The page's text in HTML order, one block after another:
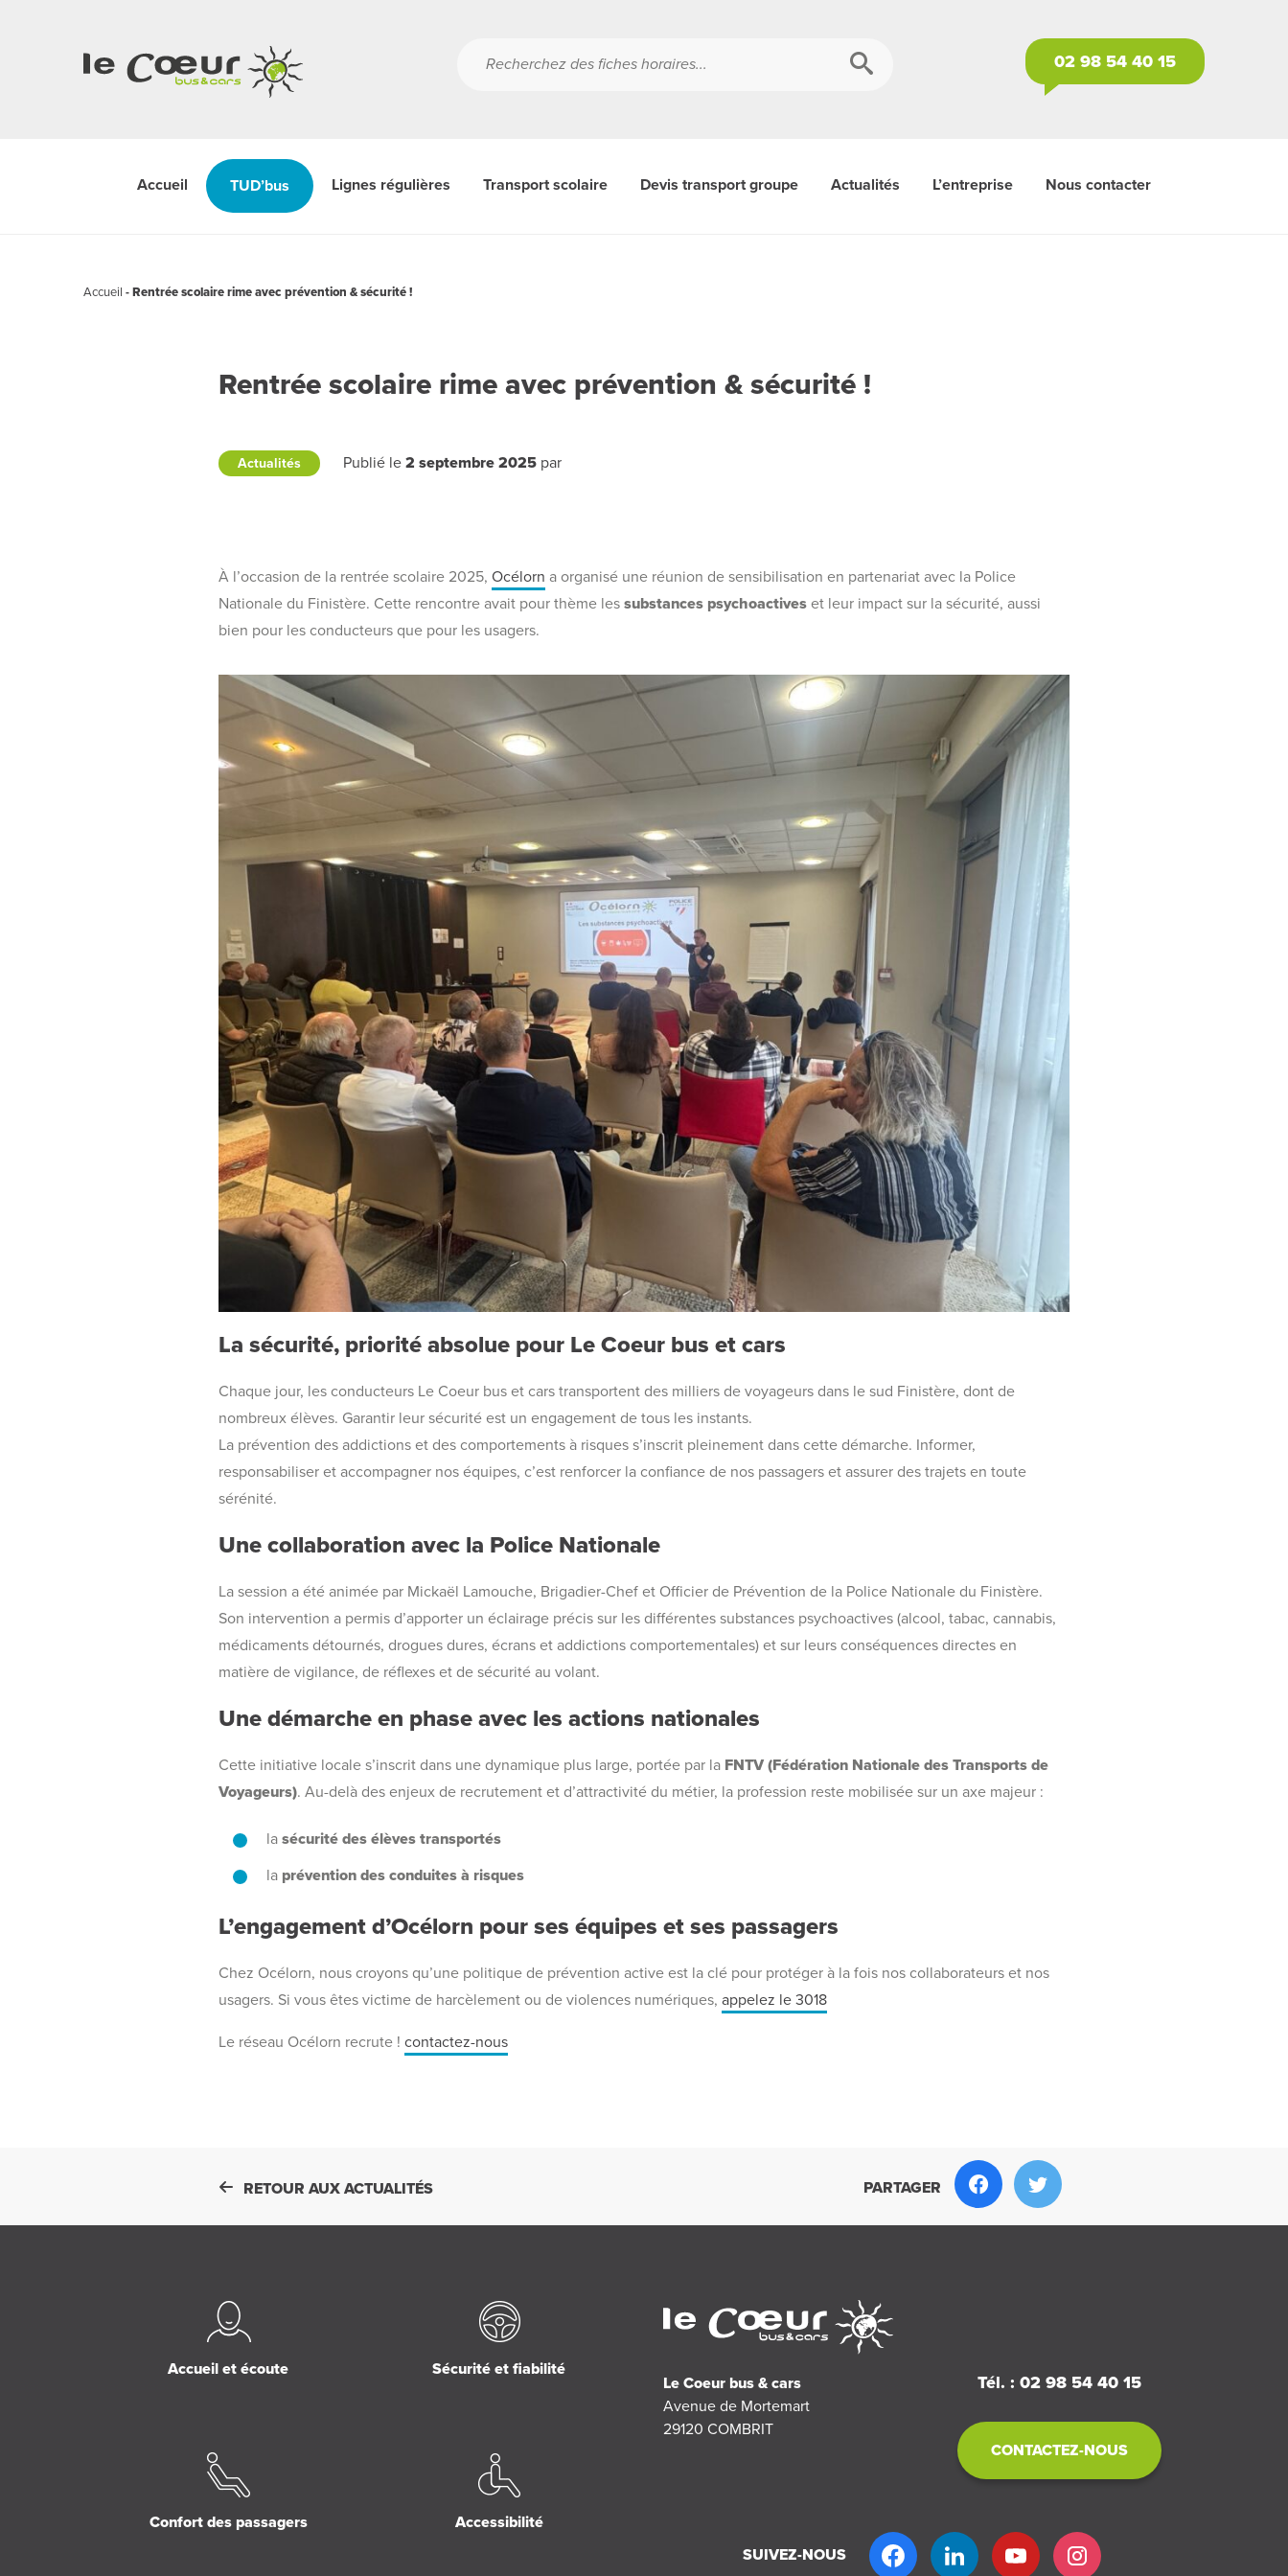
02 98 54 40 15
Accueil TUD’bus Lignes régulières Transport scolaire Devis transport groupe Actualités L’entreprise Nous contacter
Accueil -Rentrée scolaire rime avec prévention & sécurité !
Rentrée scolaire rime avec prévention & sécurité !
Actualités Publié le2 septembre 2025 par
À l’occasion de la rentrée scolaire 2025,Océlorn a organisé une réunion de sensibilisation en partenariat avec la Police
Nationale du Finistère. Cette rencontre avait pour thème lessubstances psychoactives et leur impact sur la sécurité, aussi
bien pour les conducteurs que pour les usagers.
La sécurité, priorité absolue pour Le Coeur bus et cars
Chaque jour, les conducteurs Le Coeur bus et cars transportent des milliers de voyageurs dans le sud Finistère, dont de
nombreux élèves. Garantir leur sécurité est un engagement de tous les instants.
La prévention des addictions et des comportements à risques s’inscrit pleinement dans cette démarche. Informer,
responsabiliser et accompagner nos équipes, c’est renforcer la confiance de nos passagers et assurer des trajets en toute
sérénité.
Une collaboration avec la Police Nationale
La session a été animée par Mickaël Lamouche, Brigadier-Chef et Officier de Prévention de la Police Nationale du Finistère.
Son intervention a permis d’apporter un éclairage précis sur les différentes substances psychoactives (alcool, tabac, cannabis,
médicaments détournés, drogues dures, écrans et addictions comportementales) et sur leurs conséquences directes en
matière de vigilance, de réflexes et de sécurité au volant.
Une démarche en phase avec les actions nationales
Cette initiative locale s’inscrit dans une dynamique plus large, portée par la FNTV (Fédération Nationale des Transports de
Voyageurs). Au-delà des enjeux de recrutement et d’attractivité du métier, la profession reste mobilisée sur un axe majeur :
lasécurité des élèves transportés
la prévention des conduites à risques
L’engagement d’Océlorn pour ses équipes et ses passagers
Chez Océlorn, nous croyons qu’une politique de prévention active est la clé pour protéger à la fois nos collaborateurs et nos
usagers. Si vous êtes victime de harcèlement ou de violences numériques,appelez le 3018
Le réseau Océlorn recrute !contactez-nous
RETOUR AUX ACTUALITÉS PARTAGER
Accueil et écoute Sécurité et fiabilité
Confort des passagers Accessibilité
Le Coeur bus & cars
Avenue de Mortemart
29120 COMBRIT
Tél. : 02 98 54 40 15
CONTACTEZ-NOUS
SUIVEZ-NOUS